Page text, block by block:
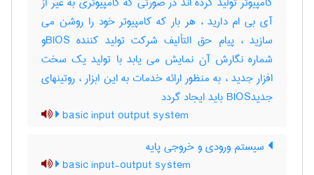
آی بی ام دارید ، هر بار که کامپیوتر خود را روشن می
سازید ، پیام حق التألیف شرکت تولید کننده BIOSو
شماره نگارش آن نمایش می یابد با تولید یک سخت
افزار جدید ، به منظور ارائه خدمات به این ابزار ، روتینهای
جدیدBIOS باید ایجاد گردد
basic input output system
سیستم ورودی و خروجی پایه
basic input-output system